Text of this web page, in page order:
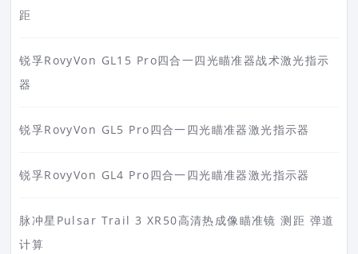
距
锐孚RovyVon GL15 Pro四合一四光瞄准器战术激光指示
器
锐孚RovyVon GL5 Pro四合一四光瞄准器激光指示器
锐孚RovyVon GL4 Pro四合一四光瞄准器激光指示器
脉冲星Pulsar Trail 3 XR50高清热成像瞄准镜 测距 弹道
计算